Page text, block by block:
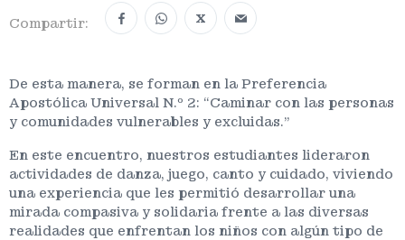
Compartir: X
De esta manera, se forman en la Preferencia
Apostólica Universal N.º 2: “Caminar con las personas
y comunidades vulnerables y excluidas.”
En este encuentro, nuestros estudiantes lideraron
actividades de danza, juego, canto y cuidado, viviendo
una experiencia que les permitió desarrollar una
mirada compasiva y solidaria frente a las diversas
realidades que enfrentan los niños con algún tipo de